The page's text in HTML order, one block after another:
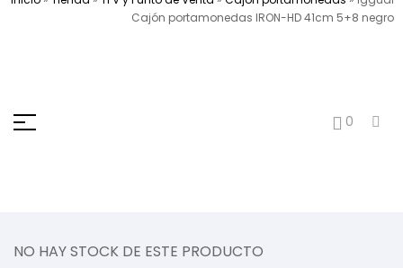
Cajón portamonedas IRON-HD 41cm 5+8 negro
0
NO HAY STOCK DE ESTE PRODUCTO